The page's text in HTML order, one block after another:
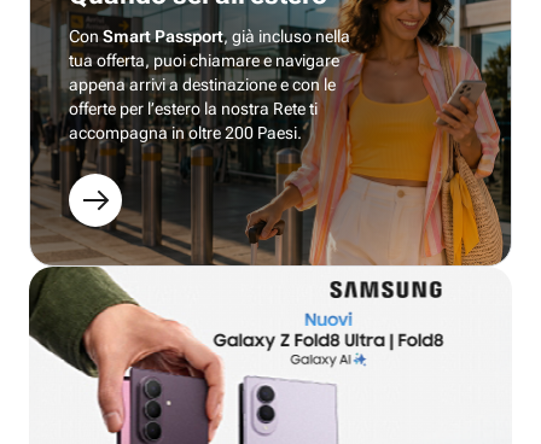
ConSmart Passport, già incluso nella
tua offerta, puoi chiamare e navigare
appena arrivi a destinazione e con le
offerte per l’estero la nostra Rete ti
accompagna in oltre 200 Paesi.